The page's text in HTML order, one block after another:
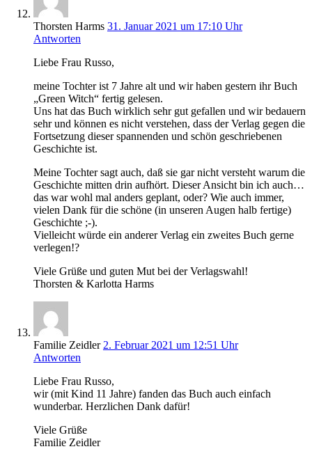
Thorsten Harms 31. Januar 2021 um 17:10 Uhr
Antworten
Liebe Frau Russo,
meine Tochter ist 7 Jahre alt und wir haben gestern ihr Buch
„Green Witch“ fertig gelesen.
Uns hat das Buch wirklich sehr gut gefallen und wir bedauern
sehr und können es nicht verstehen, dass der Verlag gegen die
Fortsetzung dieser spannenden und schön geschriebenen
Geschichte ist.
Meine Tochter sagt auch, daß sie gar nicht versteht warum die
Geschichte mitten drin aufhört. Dieser Ansicht bin ich auch…
das war wohl mal anders geplant, oder? Wie auch immer,
vielen Dank für die schöne (in unseren Augen halb fertige)
Geschichte ;-).
Vielleicht würde ein anderer Verlag ein zweites Buch gerne
verlegen!?
Viele Grüße und guten Mut bei der Verlagswahl!
Thorsten & Karlotta Harms
Familie Zeidler 2. Februar 2021 um 12:51 Uhr
Antworten
Liebe Frau Russo,
wir (mit Kind 11 Jahre) fanden das Buch auch einfach
wunderbar. Herzlichen Dank dafür!
Viele Grüße
Familie Zeidler